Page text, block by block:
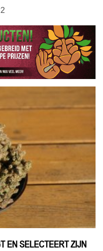
EN SELECTEERT ZIJN